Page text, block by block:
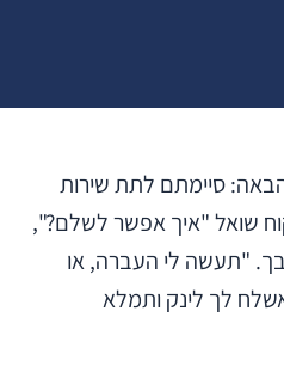
הבאה: סיימתם לתת שירות
שואל "איך אפשר לשלם?",
"תעשה לי העברה, או
לך לינק ותמלא